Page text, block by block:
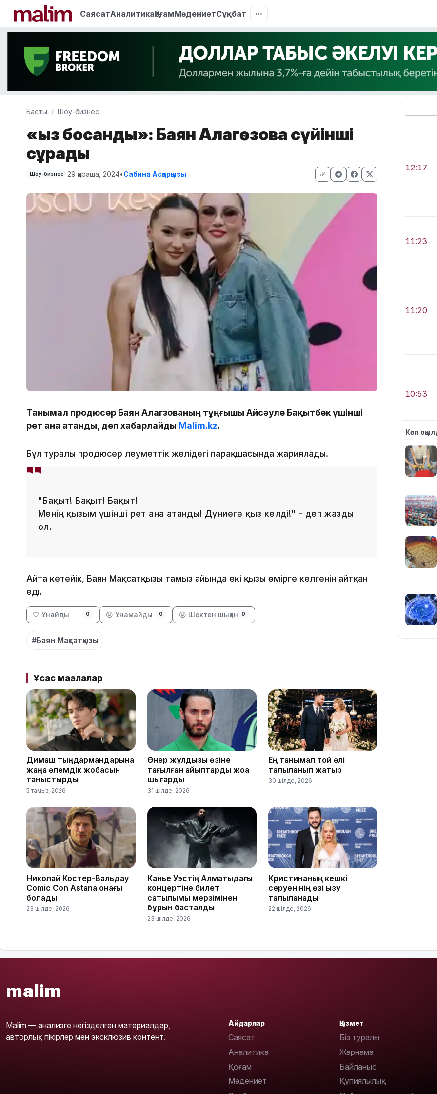
СаясатАналитикаҚоғамМәдениетСұқбат
Басты Шоу-бизнес
«Қыз босанды»: Баян Алагөзова сүйінші
сұрады
Шоу-бизнес 29 қараша, 2024•Сабина Асқарқызы
Танымал продюсер Баян Алагөзованың тұңғышы Айсәуле Бақытбек үшінші
рет ана атанды, деп хабарлайды Malim.kz.
Бұл туралы продюсер әлеуметтік желідегі парақшасында жариялады.
"Бақыт! Бақыт! Бақыт!
Менің қызым үшінші рет ана атанды! Дүниеге қыз келді!" - деп жазды
ол.
Айта кетейік, Баян Мақсатқызы тамыз айында екі қызы өмірге келгенін айтқан
еді.
🤍 Ұнайды 0 😞 Ұнамайды 0 😡 Шектен шыққан 0
#Баян Мақсатқызы
Ұқсас мақалалар
Димаш тыңдармандарына
жаңа әлемдік жобасын
таныстырды
5 тамыз, 2026
Өнер жұлдызы өзіне
тағылған айыптарды жоққа
шығарды
31 шілде, 2026
Ең танымал той әлі
талқыланып жатыр
30 шілде, 2026
Николай Костер-Вальдау
Comic Con Astana қонағы
болады
23 шілде, 2026
Канье Уэстің Алматыдағы
концертіне билет
сатылымы мерзімінен
бұрын басталды
23 шілде, 2026
Кристинаның кешкі
серуенінің өзі қызу
талқыланады
22 шілде, 2026
12:17
11:23
11:20
10:53
10:35
10:25
Көп
malim
Malim — анализге негізделген материалдар,
авторлық пікірлер мен эксклюзив контент.
Айдарлар
Саясат
Аналитика
Қоғам
Мәдениет
Қызмет
Біз туралы
Жарнама
Байланыс
Құпиялылық